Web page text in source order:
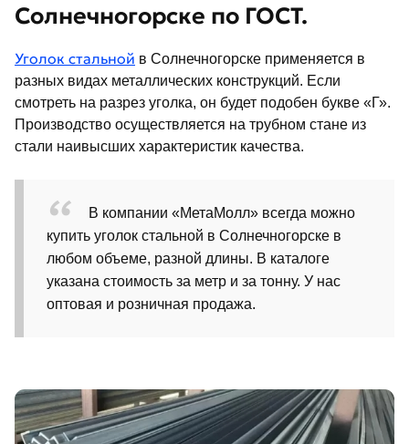
Солнечногорске по ГОСТ.
Уголок стальной в Солнечногорске применяется в
разных видах металлических конструкций. Если
смотреть на разрез уголка, он будет подобен букве «Г».
Производство осуществляется на трубном стане из
стали наивысших характеристик качества.
В компании «МетаМолл» всегда можно
купить уголок стальной в Солнечногорске в
любом объеме, разной длины. В каталоге
указана стоимость за метр и за тонну. У нас
оптовая и розничная продажа.